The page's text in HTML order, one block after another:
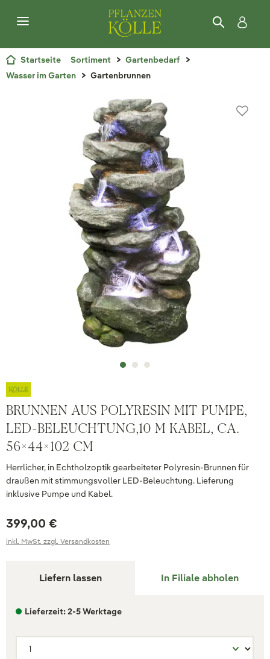
Startseite Sortiment
Gartenbedarf
Wasser im Garten
Gartenbrunnen
BRUNNEN AUS POLYRESIN MIT PUMPE,
LED-BELEUCHTUNG,10 M KABEL, CA.
56X44X102 CM
Herrlicher, in Echtholzoptik gearbeiteter Polyresin-Brunnen für
draußen mit stimmungsvoller LED-Beleuchtung. Lieferung
inklusive Pumpe und Kabel.
399,00 €
inkl. MwSt. zzgl. Versandkosten
Liefern lassen In Filiale abholen
Lieferzeit: 2-5 Werktage